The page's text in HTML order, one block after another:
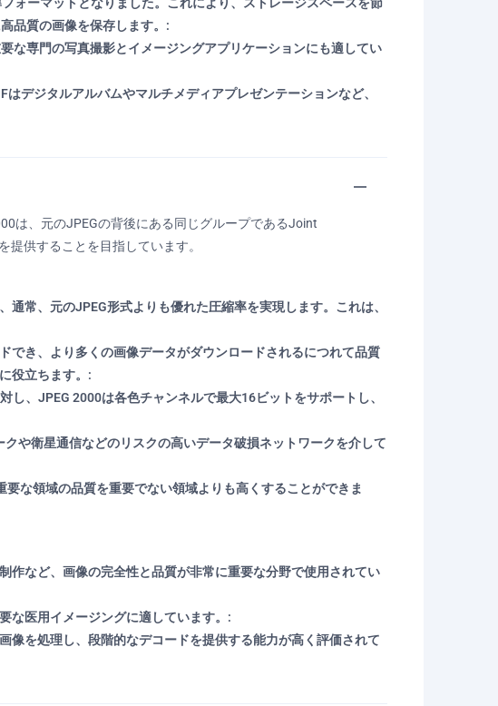
品質の画像を保存します。:
な専門の写真撮影とイメージングアプリケーションにも適してい
デジタルアルバムやマルチメディアプレゼンテーションなど、
は、元のJPEGの背後にある同じグループであるJoint
供することを目指しています。
常、元のJPEG形式よりも優れた圧縮率を実現します。これは、
でき、より多くの画像データがダウンロードされるにつれて品質
役立ちます。:
、JPEG 2000は各色チャンネルで最大16ビットをサポートし、
や衛星通信などのリスクの高いデータ破損ネットワークを介して
な領域の品質を重要でない領域よりも高くすることができま
作など、画像の完全性と品質が非常に重要な分野で使用されてい
な医用イメージングに適しています。:
像を処理し、段階的なデコードを提供する能力が高く評価されて